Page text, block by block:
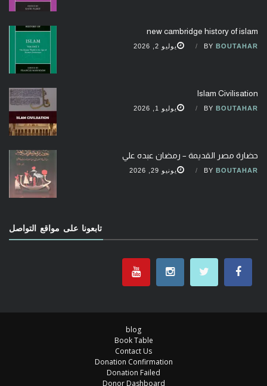
new cambridge history of islam
BY BOUTAHAR يوليو 2, 2026
Islam Civilisation
BY BOUTAHAR يوليو 1, 2026
حضارة مصر القديمة – رمضان عبده علي
BY BOUTAHAR يونيو 29, 2026
تابعونا على مواقع التواصل
blog
Book Table
Contact Us
Donation Confirmation
Donation Failed
Donor Dashboard